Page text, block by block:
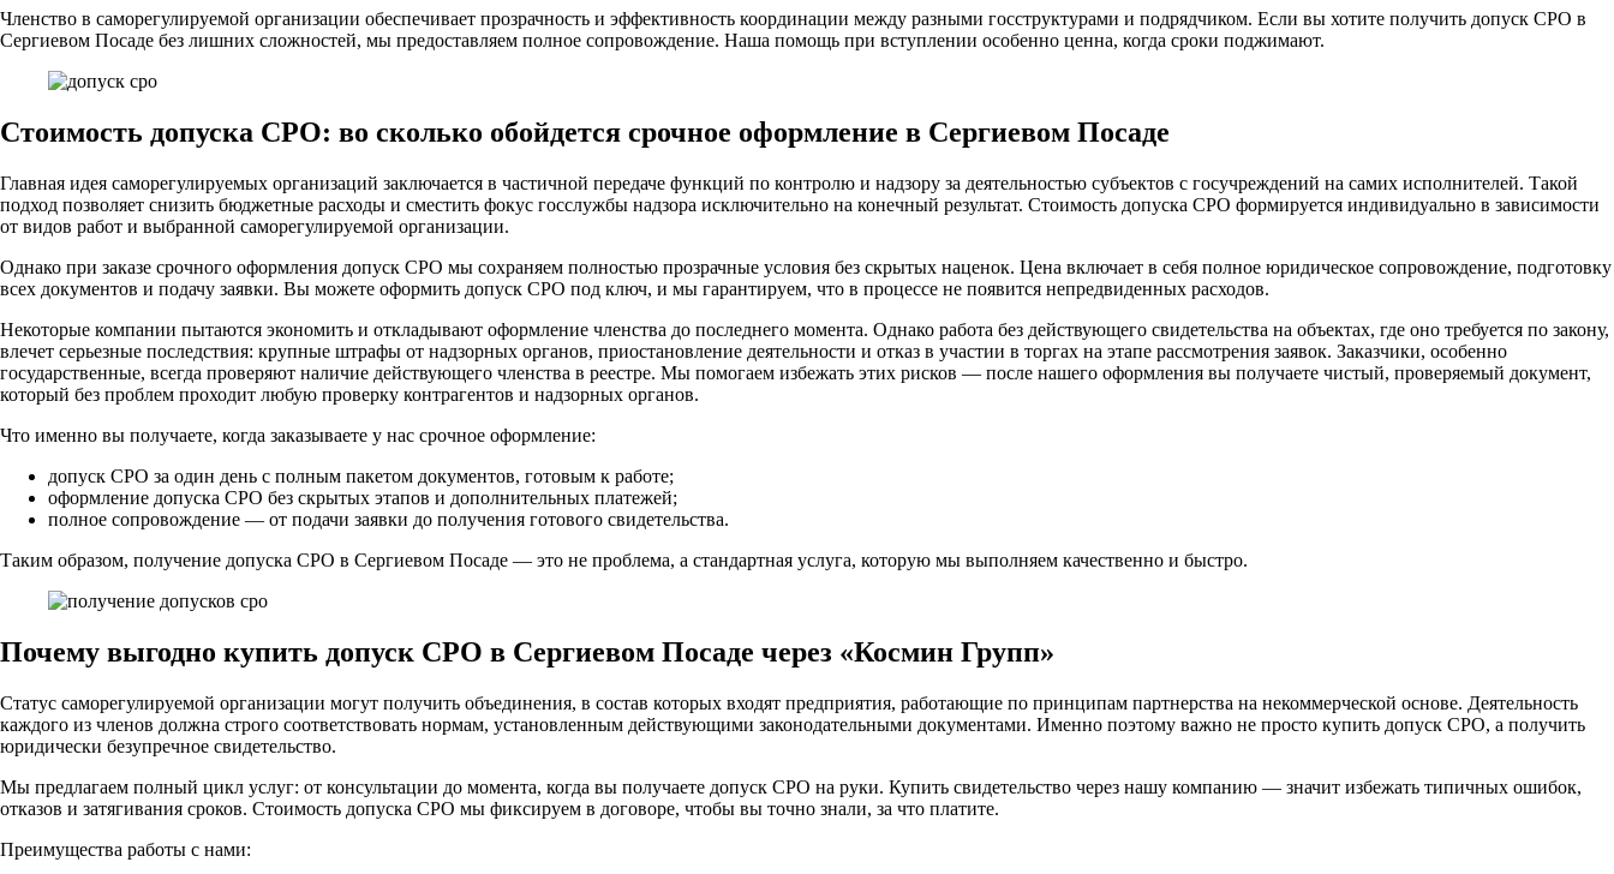
Членство в саморегулируемой организации обеспечивает прозрачность и эффективность координации между разными госструктурами и подрядчиком. Если вы хотите получить допуск СРО в
Сергиевом Посаде без лишних сложностей, мы предоставляем полное сопровождение. Наша помощь при вступлении особенно ценна, когда сроки поджимают.
Стоимость допуска СРО: во сколько обойдется срочное оформление в Сергиевом Посаде
Главная идея саморегулируемых организаций заключается в частичной передаче функций по контролю и надзору за деятельностью субъектов с госучреждений на самих исполнителей. Такой
подход позволяет снизить бюджетные расходы и сместить фокус госслужбы надзора исключительно на конечный результат. Стоимость допуска СРО формируется индивидуально в зависимости
от видов работ и выбранной саморегулируемой организации.
Однако при заказе срочного оформления допуск СРО мы сохраняем полностью прозрачные условия без скрытых наценок. Цена включает в себя полное юридическое сопровождение, подготовку
всех документов и подачу заявки. Вы можете оформить допуск СРО под ключ, и мы гарантируем, что в процессе не появится непредвиденных расходов.
Некоторые компании пытаются экономить и откладывают оформление членства до последнего момента. Однако работа без действующего свидетельства на объектах, где оно требуется по закону,
влечет серьезные последствия: крупные штрафы от надзорных органов, приостановление деятельности и отказ в участии в торгах на этапе рассмотрения заявок. Заказчики, особенно
государственные, всегда проверяют наличие действующего членства в реестре. Мы помогаем избежать этих рисков — после нашего оформления вы получаете чистый, проверяемый документ,
который без проблем проходит любую проверку контрагентов и надзорных органов.
Что именно вы получаете, когда заказываете у нас срочное оформление:
допуск СРО за один день с полным пакетом документов, готовым к работе;
оформление допуска СРО без скрытых этапов и дополнительных платежей;
полное сопровождение — от подачи заявки до получения готового свидетельства.
Таким образом, получение допуска СРО в Сергиевом Посаде — это не проблема, а стандартная услуга, которую мы выполняем качественно и быстро.
Почему выгодно купить допуск СРО в Сергиевом Посаде через «Космин Групп»
Статус саморегулируемой организации могут получить объединения, в состав которых входят предприятия, работающие по принципам партнерства на некоммерческой основе. Деятельность
каждого из членов должна строго соответствовать нормам, установленным действующими законодательными документами. Именно поэтому важно не просто купить допуск СРО, а получить
юридически безупречное свидетельство.
Мы предлагаем полный цикл услуг: от консультации до момента, когда вы получаете допуск СРО на руки. Купить свидетельство через нашу компанию — значит избежать типичных ошибок,
отказов и затягивания сроков. Стоимость допуска СРО мы фиксируем в договоре, чтобы вы точно знали, за что платите.
Преимущества работы с нами: